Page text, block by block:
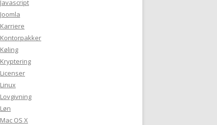
Javascript
Joomla
Karriere
Kontorpakker
Køling
Kryptering
Licenser
Linux
Lovgivning
Løn
Mac OS X